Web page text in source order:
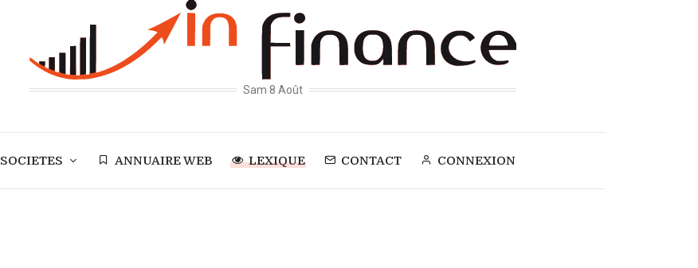
Sam 8 Août
SOCIETES ANNUAIRE WEB LEXIQUE CONTACT CONNEXION